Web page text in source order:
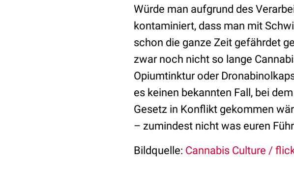
Würde man aufgrund des
kontaminiert, dass man mit
schon die ganze Zeit gefährdet
zwar noch nicht so lange
Opiumtinktur oder
es keinen bekannten Fall, bei
Gesetz in Konflikt gekommen
– zumindest nicht was euren
Bildquelle: Cannabis Culture /